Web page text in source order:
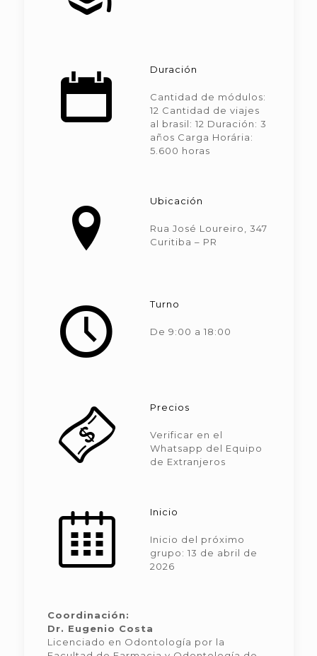
Duración
Cantidad de módulos:
12 Cantidad de viajes
al brasil: 12 Duración: 3
años Carga Horária:
5.600 horas
Ubicación
Rua José Loureiro, 347
Curitiba – PR
Turno
De 9:00 a 18:00
Precios
Verificar en el
Whatsapp del Equipo
de Extranjeros
Inicio
Inicio del próximo
grupo: 13 de abril de
2026
Coordinación:
Dr. Eugenio Costa
Licenciado en Odontología por la